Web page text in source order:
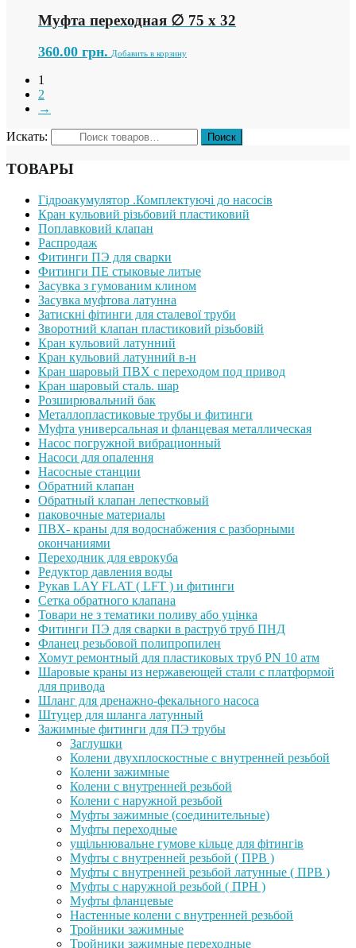
Муфта переходная ∅ 75 х 32
360.00 грн. Добавить в корзину
1
2
→
Искать:
ТОВАРЫ
Гідроакумулятор .Комплектуючі до насосів
Кран кульовий різьбовий пластиковий
Поплавковий клапан
Распродаж
Фитинги ПЭ для сварки
Фитинги ПЕ стыковые литые
Засувка з гумованим клином
Засувка муфтова латунна
Затискні фітинги для сталевої труби
Зворотний клапан пластиковий різьбовій
Кран кульовий латунний
Кран кульовий латунний в-н
Кран шаровый ПВХ с переходом под привод
Кран шаровый сталь. шар
Розширювальний бак
Металлопластиковые трубы и фитинги
Муфта универсальная и фланцевая металлическая
Насос погружной вибрационный
Насоси для опалення
Насосные станции
Обратний клапан
Обратный клапан лепестковый
паковочные материалы
ПВХ- краны для водоснабжения с разборными
окончаниями
Переходник для еврокуба
Редуктор давления воды
Рукав LAY FLAT ( LFT ) и фитинги
Сетка обратного клапана
Товари не з тематики поливу або уцінка
Фитинги ПЭ для сварки в раструб труб ПНД
Фланец резьбовой полипропилен
Хомут ремонтный для пластиковых труб PN 10 атм
Шаровые краны из нержавеющей стали с платформой
для привода
Шланг для дренажно-фекального насоса
Штуцер для шланга латунный
Зажимные фитинги для ПЭ трубы
Заглушки
Колени двухплоскостные с внутренней резьбой
Колени зажимные
Колени с внутренней резьбой
Колени с наружной резьбой
Муфты зажимные (соединительные)
Муфты переходные
ущільнювальне гумове кільце для фітингів
Муфты с внутренней резьбой ( ПРВ )
Муфты с внутренней резьбой латунные ( ПРВ )
Муфты с наружной резьбой ( ПРН )
Муфты фланцевые
Настенные колени с внутренней резьбой
Тройники зажимные
Тройники зажимные переходные